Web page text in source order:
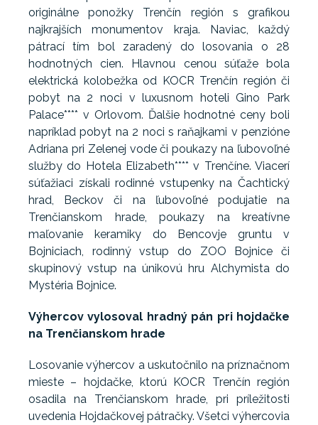
originálne ponožky Trenčín región s grafikou
najkrajších monumentov kraja. Naviac, každý
pátrací tím bol zaradený do losovania o 28
hodnotných cien. Hlavnou cenou súťaže bola
elektrická kolobežka od KOCR Trenčín región či
pobyt na 2 noci v luxusnom hoteli Gino Park
Palace**** v Orlovom. Ďalšie hodnotné ceny boli
napríklad pobyt na 2 noci s raňajkami v penzióne
Adriana pri Zelenej vode či poukazy na ľubovoľné
služby do Hotela Elizabeth**** v Trenčíne. Viacerí
súťažiaci získali rodinné vstupenky na Čachtický
hrad, Beckov či na ľubovoľné podujatie na
Trenčianskom hrade, poukazy na kreatívne
maľovanie keramiky do Bencovje gruntu v
Bojniciach, rodinný vstup do ZOO Bojnice či
skupinový vstup na únikovú hru Alchymista do
Mystéria Bojnice.
Výhercov vylosoval hradný pán pri hojdačke
na Trenčianskom hrade
Losovanie výhercov a uskutočnilo na príznačnom
mieste – hojdačke, ktorú KOCR Trenčín región
osadila na Trenčianskom hrade, pri príležitosti
uvedenia Hojdačkovej pátračky. Všetci výhercovia